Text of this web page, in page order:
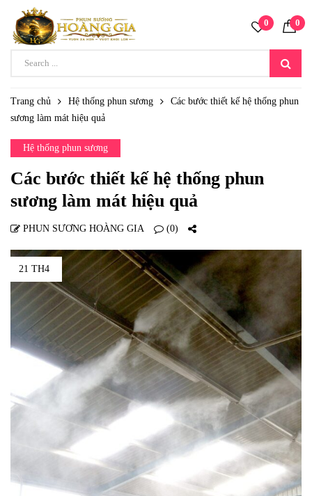
0 0
Trang chủ Hệ thống phun sương
Các bước thiết kế hệ thống phun
sương làm mát hiệu quả
Hệ thống phun sương
Các bước thiết kế hệ thống phun
sương làm mát hiệu quả
PHUN SƯƠNG HOÀNG GIA (0)
21 TH4